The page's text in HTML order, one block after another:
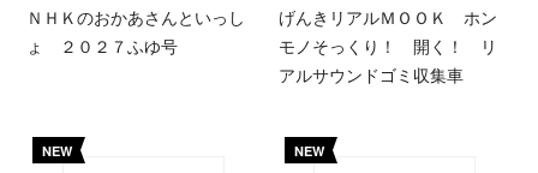
ＮＨＫのおかあさんといっし
ょ ２０２７ふゆ号
げんきリアルＭＯＯＫ ホン
モノそっくり！ 開く！ リ
アルサウンドゴミ収集車
NEW NEW